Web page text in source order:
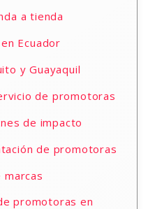
a tienda
Ecuador
y Guayaquil
de promotoras
de impacto
de promotoras
promotoras en